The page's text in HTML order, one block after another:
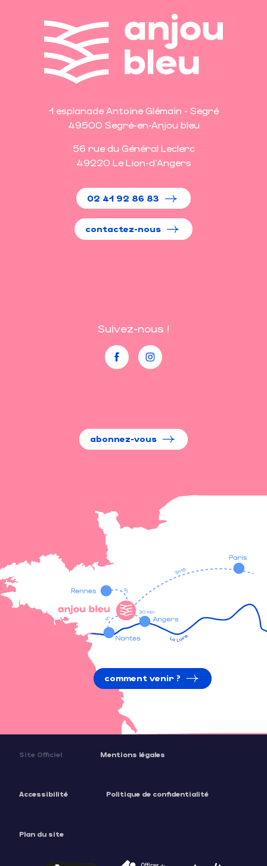
1 esplanade Antoine Glémain - Segré
49500 Segré-en-Anjou bleu
56 rue du Général Leclerc
49220 Le Lion-d'Angers
02 41 92 86 83
contactez-nous
Suivez-nous !
abonnez-vous
comment venir ?
Site Officiel Mentions légales
Accessibilité Politique de confidentialité
Plan du site